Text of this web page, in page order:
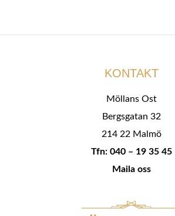
KONTAKT
Möllans Ost
Bergsgatan 32
214 22 Malmö
Tfn: 040 – 19 35 45
Maila oss